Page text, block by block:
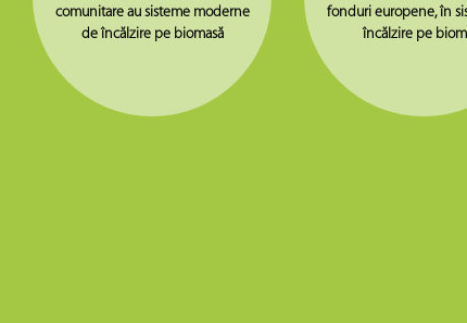
comunitare au sisteme moderne
de încălzire pe biomasă
fonduri europene, în
încălzire pe